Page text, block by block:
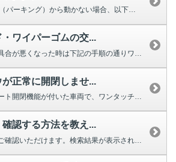
セレクターレバーが[P]（パーキング）から動かない場合、以下を確認してくだ...
ワイパーゴムの交...
ウィンドウの拭き取り具合が悪くなった時は下記の手順の通りワイパーの交換をし...
正常に開閉しませ...
パワーウインドウにオート開閉機能が付いた車両で、ワンタッチで完全に閉じ...
認する方法を教え...